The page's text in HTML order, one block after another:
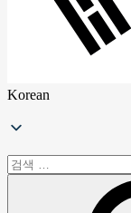
Korean
검
색: